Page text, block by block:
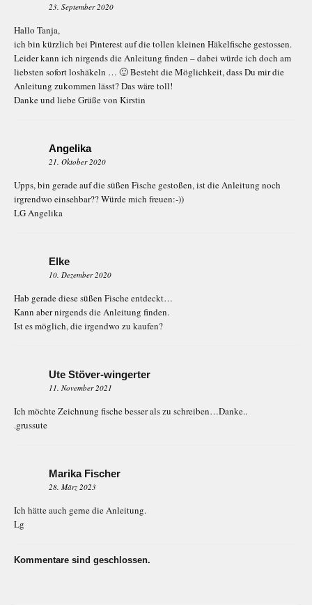
23. September 2020
Hallo Tanja,
ich bin kürzlich bei Pinterest auf die tollen kleinen Häkelfische gestossen.
Leider kann ich nirgends die Anleitung finden – dabei würde ich doch am
liebsten sofort loshäkeln … 🙂 Besteht die Möglichkeit, dass Du mir die
Anleitung zukommen lässt? Das wäre toll!
Danke und liebe Grüße von Kirstin
Angelika
21. Oktober 2020
Upps, bin gerade auf die süßen Fische gestoßen, ist die Anleitung noch
irgrendwo einsehbar?? Würde mich freuen:-))
LG Angelika
Elke
10. Dezember 2020
Hab gerade diese süßen Fische entdeckt…
Kann aber nirgends die Anleitung finden.
Ist es möglich, die irgendwo zu kaufen?
Ute Stöver-wingerter
11. November 2021
Ich möchte Zeichnung fische besser als zu schreiben…Danke..
.grussute
Marika Fischer
28. März 2023
Ich hätte auch gerne die Anleitung.
Lg
Kommentare sind geschlossen.